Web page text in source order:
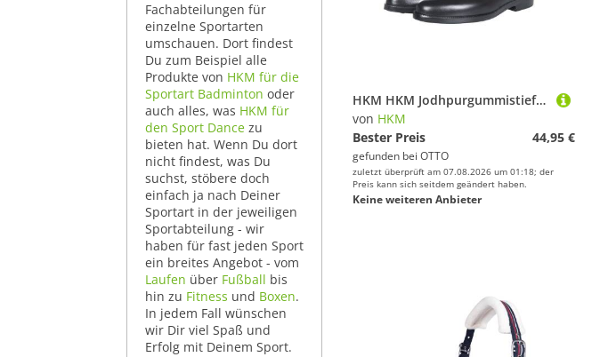
Fachabteilungen für
einzelne Sportarten
umschauen. Dort findest
Du zum Beispiel alle
Produkte von HKM für die
Sportart Badminton oder
auch alles, was HKM für
den Sport Dance zu
bieten hat. Wenn Du dort
nicht findest, was Du
suchst, stöbere doch
einfach ja nach Deiner
Sportart in der jeweiligen
Sportabteilung - wir
haben für fast jeden Sport
ein breites Angebot - vom
Laufen über Fußball bis
hin zu Fitness und Boxen.
In jedem Fall wünschen
wir Dir viel Spaß und
Erfolg mit Deinem Sport.
HKM HKM Jodhpurgummistiefel -soft/weit- mit Elastikeinsatz Reitstiefel
von HKM
Bester Preis
44,95 €
gefunden bei OTTO
zuletzt überprüft am 07.08.2026 um 01:18; der
Preis kann sich seitdem geändert haben.
Keine weiteren Anbieter